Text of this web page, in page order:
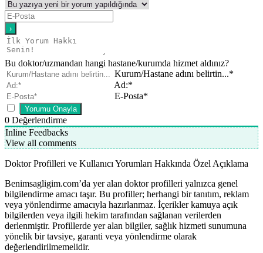
Bu doktor/uzmandan hangi hastane/kurumda hizmet aldınız?
Kurum/Hastane adını belirtin...*
Ad:*
E-Posta*
0 Değerlendirme
Inline Feedbacks
View all comments
Doktor Profilleri ve Kullanıcı Yorumları Hakkında Özel Açıklama
Benimsagligim.com’da yer alan doktor profilleri yalnızca genel
bilgilendirme amacı taşır. Bu profiller; herhangi bir tanıtım, reklam
veya yönlendirme amacıyla hazırlanmaz. İçerikler kamuya açık
bilgilerden veya ilgili hekim tarafından sağlanan verilerden
derlenmiştir. Profillerde yer alan bilgiler, sağlık hizmeti sunumuna
yönelik bir tavsiye, garanti veya yönlendirme olarak
değerlendirilmemelidir.